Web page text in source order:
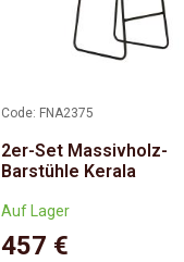
Code: FNA2375
2er-Set Massivholz-
Barstühle Kerala
Auf Lager
457 €